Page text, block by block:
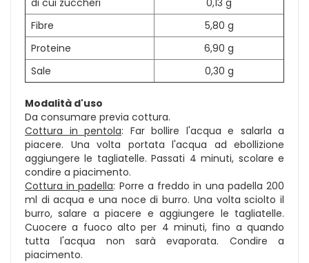
di cui zuccheri
0,13 g
Fibre
5,80 g
Proteine
6,90 g
Sale
0,30 g
Modalità d'uso
Da consumare previa cottura.
Cottura in pentola: Far bollire l'acqua e salarla a
piacere. Una volta portata l'acqua ad ebollizione
aggiungere le tagliatelle. Passati 4 minuti, scolare e
condire a piacimento.
Cottura in padella: Porre a freddo in una padella 200
ml di acqua e una noce di burro. Una volta sciolto il
burro, salare a piacere e aggiungere le tagliatelle.
Cuocere a fuoco alto per 4 minuti, fino a quando
tutta l'acqua non sarà evaporata. Condire a
piacimento.